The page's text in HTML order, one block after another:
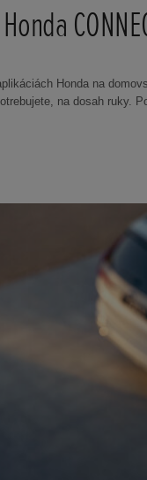
Honda na
na dosah ruky.